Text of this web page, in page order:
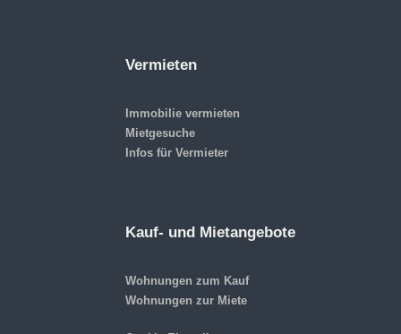
Vermieten
Immobilie vermieten
Mietgesuche
Infos für Vermieter
Kauf- und Mietangebote
Wohnungen zum Kauf
Wohnungen zur Miete